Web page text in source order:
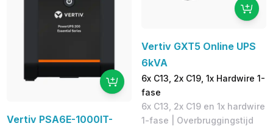
Vertiv PSA6E-1000IT-
Vertiv GXT5 Online UPS
6kVA
6x C13, 2x C19, 1x Hardwire 1-
fase
6x C13, 2x C19 en 1x hardwire
1-fase | Overbruggingstijd